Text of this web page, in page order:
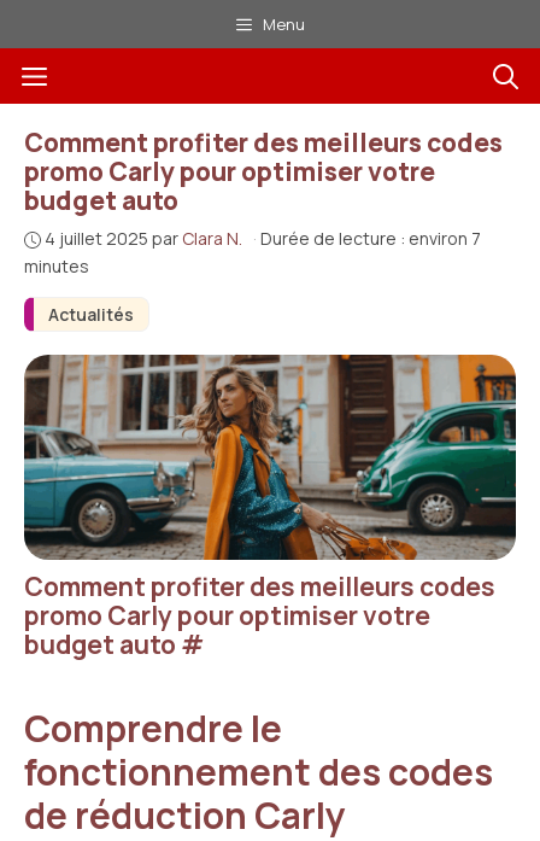
au
contenu
Menu
Menu
Actualités
Comment profiter des meilleurs codes
promo Carly pour optimiser votre
budget auto
4 juillet 2025 par Clara N. · Durée de lecture : environ 7
minutes
Comment profiter des meilleurs codes
promo Carly pour optimiser votre
budget auto #
Comprendre le
fonctionnement des codes
de réduction Carly